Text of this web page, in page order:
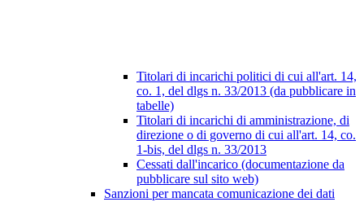
Titolari di incarichi politici di cui all'art. 14,
co. 1, del dlgs n. 33/2013 (da pubblicare in
tabelle)
Titolari di incarichi di amministrazione, di
direzione o di governo di cui all'art. 14, co.
1-bis, del dlgs n. 33/2013
Cessati dall'incarico (documentazione da
pubblicare sul sito web)
Sanzioni per mancata comunicazione dei dati